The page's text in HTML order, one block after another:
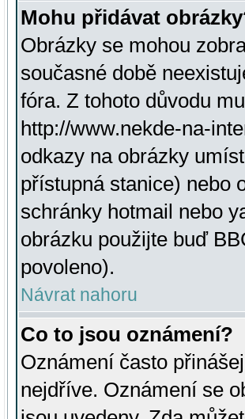
Mohu přidávat
Obrázky se mohou
současné době
fóra. Z tohoto důvodu
http://www.nekde-na-
odkazy na obrázky
přístupná stanice) nebo
schránky hotmail nebo
obrázku použijte buď
povoleno).
Návrat nahoru
Co to jsou oznámení?
Oznámení často
nejdříve. Oznámení se